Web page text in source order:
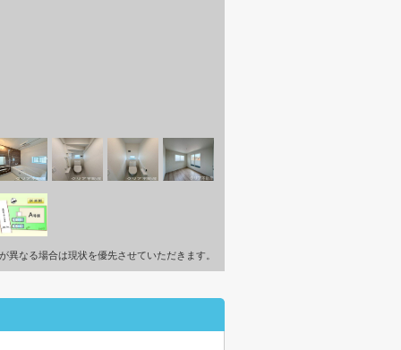
なる場合は現状を優先させていただきます。